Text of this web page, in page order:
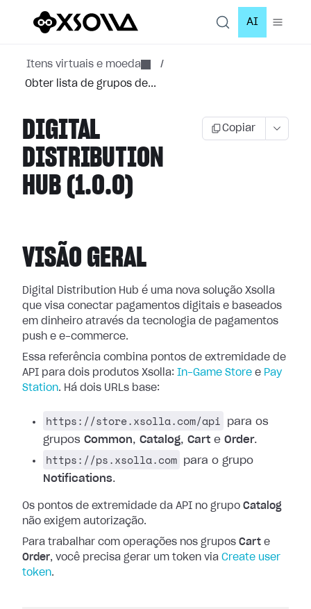
AI
Itens virtuais e moeda
/
Obter lista de grupos de...
DIGITAL
DISTRIBUTION
HUB (1.0.0)
Copiar
VISÃO GERAL
Digital Distribution Hub é uma nova solução Xsolla
que visa conectar pagamentos digitais e baseados
em dinheiro através da tecnologia de pagamentos
push e e-commerce.
Essa referência combina pontos de extremidade de
API para dois produtos Xsolla: In-Game Store e Pay
Station. Há dois URLs base:
https://store.xsolla.com/api
para os
grupos Common, Catalog, Cart e Order.
https://ps.xsolla.com
para o grupo
Notifications.
Os pontos de extremidade da API no grupo Catalog
não exigem autorização.
Para trabalhar com operações nos grupos Cart e
Order, você precisa gerar um token via Create user
token.